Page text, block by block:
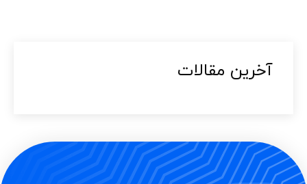
آخرین مقالات​